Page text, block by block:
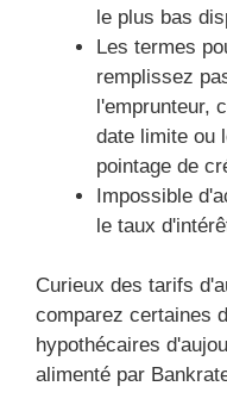
le plus bas
Les termes
remplissez
l'emprunteur,
date limite ou
pointage de
Impossible
le taux
Curieux des tarifs
comparez certaines
hypothécaires
alimenté par